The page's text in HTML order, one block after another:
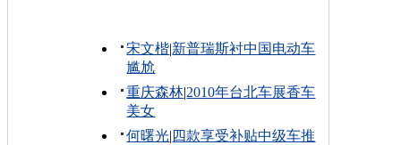
宋文楷|新普瑞斯衬中国电动车
尴尬
重庆森林|2010年台北车展香车
美女
何曙光| 四款享受补贴中级车推